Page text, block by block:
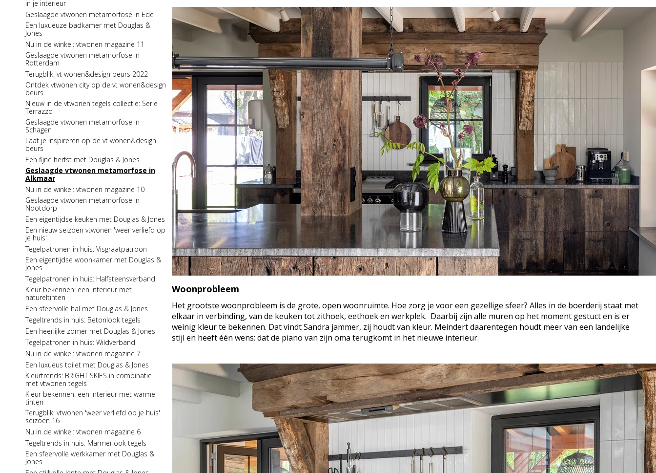
natureltinten
Een sfeervolle hal met Douglas & Jones
Tegeltrends in huis: Betonlook tegels
Een heerlijke zomer met Douglas & Jones
Nu in de winkel: Residence 7 8
Tegelpatronen in huis: Wildverband
Nu in de winkel: Stijlvol Wonen 5
Een luxueus toilet met Douglas & Jones
Kleur bekennen: een interieur met warme
tinten
Tegelserie in the Spotlight: Elemental
Tegeltrends in huis: Marmerlook tegels
Een sfeervolle werkkamer met Douglas &
Jones
Nu in de winkel: Stijlvol Wonen 4
Tegelserie in the Spotlight: Marbles
Een stijlvolle lente met Douglas & Jones
Uitbreiding in de collectie: One by One
Nu in de winkel: Residence 4
Een luxueuze slaapkamer met Douglas &
Jones
Kleur bekennen: een interieur met koele
tinten
Tegelpatronen in huis: Kruisverband
Nieuw in de collectie: serie Elemental
Een stijlvolle badkamer met Douglas & Jones
Douglas & Jones te zien in 'Hart van Goud'
Tegelserie in the spotlight: Castles
Tegelpatronen in huis: Visgraatpatroon
Een sfeervolle keuken met Douglas & Jones
Terugblik: vtwonen 'weer verliefd op je huis'
seizoen 15
Kleur bekennen: donkere kleuren in je
interieur
Tegelserie in the spotlight: Metals
Tegelpatronen in huis: Halfsteensverband
Een sfeervolle woonkamer met Douglas &
Jones
Kleur bekennen: een interieur met lichte
kleuren
Een sfeervolle winter met Douglas & Jones
Tegelserie in the spotlight: Ambiance
Tegeltips: De juiste voegkleur bij je tegels
kiezen
Nu in de winkel: Eigen Huis & Interieur 6
in je interieur
Geslaagde vtwonen metamorfose in Ede
Een luxueuze badkamer met Douglas &
Jones
Nu in de winkel: vtwonen magazine 11
Geslaagde vtwonen metamorfose in
Rotterdam
Terugblik: vt wonen&design beurs 2022
Ontdek vtwonen city op de vt wonen&design
beurs
Nieuw in de vtwonen tegels collectie: Serie
Terrazzo
Geslaagde vtwonen metamorfose in
Schagen
Laat je inspireren op de vt wonen&design
beurs
Een fijne herfst met Douglas & Jones
Geslaagde vtwonen metamorfose in
Alkmaar
Nu in de winkel: vtwonen magazine 10
Geslaagde vtwonen metamorfose in
Nootdorp
Een eigentijdse keuken met Douglas & Jones
Een nieuw seizoen vtwonen 'weer verliefd op
je huis'
Tegelpatronen in huis: Visgraatpatroon
Een eigentijdse woonkamer met Douglas &
Jones
Tegelpatronen in huis: Halfsteensverband
Kleur bekennen: een interieur met
natureltinten
Een sfeervolle hal met Douglas & Jones
Tegeltrends in huis: Betonlook tegels
Een heerlijke zomer met Douglas & Jones
Tegelpatronen in huis: Wildverband
Nu in de winkel: vtwonen magazine 7
Een luxueus toilet met Douglas & Jones
Kleurtrends: BRIGHT SKIES in combinatie
met vtwonen tegels
Kleur bekennen: een interieur met warme
tinten
Terugblik: vtwonen 'weer verliefd op je huis'
seizoen 16
Nu in de winkel: vtwonen magazine 6
Tegeltrends in huis: Marmerlook tegels
Een sfeervolle werkkamer met Douglas &
Jones
Woonprobleem
Het grootste woonprobleem is de grote, open woonruimte. Hoe zorg je voor een gezellige sfeer? Alles in de boerderij staat met
elkaar in verbinding, van de keuken tot zithoek, eethoek en werkplek. Daarbij zijn alle muren op het moment gestuct en is er
weinig kleur te bekennen. Dat vindt Sandra jammer, zij houdt van kleur. Meindert daarentegen houdt meer van een landelijke
stijl en heeft één wens: dat de piano van zijn oma terugkomt in het nieuwe interieur.